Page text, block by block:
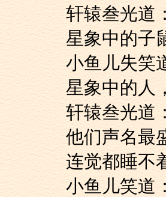
轩辕叁
星象中的
小鱼儿
星象中的人
轩辕叁
他们声名最
连觉都睡不
小鱼儿